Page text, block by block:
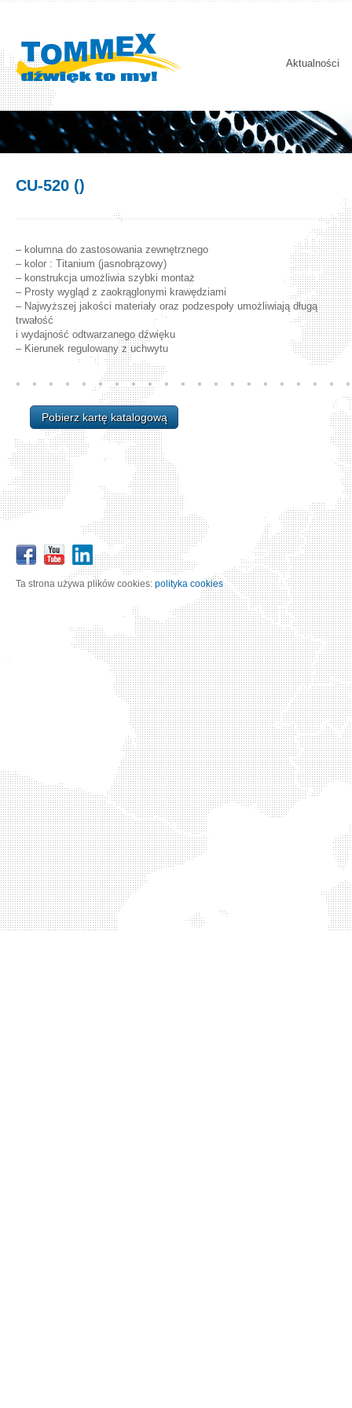
Aktualności
CU-520 ()
– kolumna do zastosowania zewnętrznego
– kolor : Titanium (jasnobrązowy)
– konstrukcja umożliwia szybki montaż
– Prosty wygląd z zaokrąglonymi krawędziami
– Najwyższej jakości materiały oraz podzespoły umożliwiają długą
trwałość
i wydajność odtwarzanego dźwięku
– Kierunek regulowany z uchwytu
Pobierz kartę katalogową
Ta strona używa plików cookies: polityka cookies